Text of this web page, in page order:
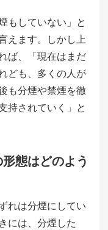
もしていない」と
えます。しかし上
ば、「現在はまだ
ども、多くの人が
も分煙や禁煙を徹
持されていく」と
態はどのよう
れは分煙にしてい
には、分煙した